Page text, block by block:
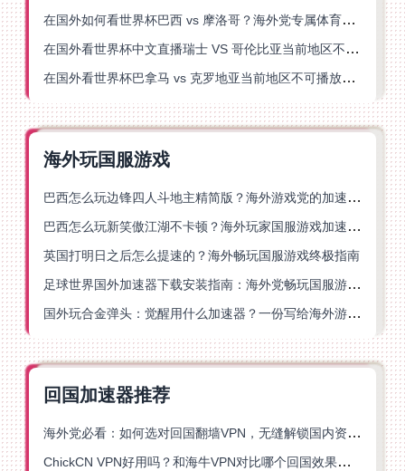
在国外如何看世界杯巴西 vs 摩洛哥？海外党专属体育观赛指南来了
在国外看世界杯中文直播瑞士 VS 哥伦比亚当前地区不可播放？这篇指南帮你搞定
在国外看世界杯巴拿马 vs 克罗地亚当前地区不可播放？这篇指南帮你轻松解决海外体育直播难题
海外玩国服游戏
巴西怎么玩边锋四人斗地主精简版？海外游戏党的加速器终极选择
巴西怎么玩新笑傲江湖不卡顿？海外玩家国服游戏加速终极指南（附猫和老鼠一梦江湖实测）
英国打明日之后怎么提速的？海外畅玩国服游戏终极指南
足球世界国外加速器下载安装指南：海外党畅玩国服游戏的终极解决方案
国外玩合金弹头：觉醒用什么加速器？一份写给海外游子的畅玩指南
回国加速器推荐
海外党必看：如何选对回国翻墙VPN，无缝解锁国内资源？
ChickCN VPN好用吗？和海牛VPN对比哪个回国效果更好？